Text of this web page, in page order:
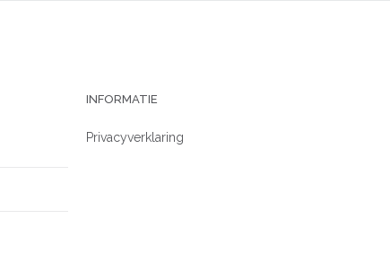
INFORMATIE
Privacyverklaring